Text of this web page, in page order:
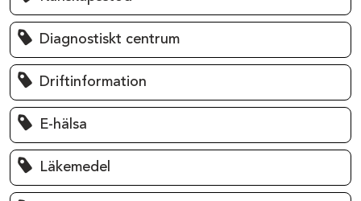
Diagnostiskt centrum
Driftinformation
E-hälsa
Läkemedel